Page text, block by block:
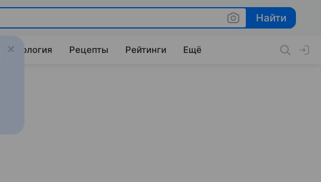
Найти
Найти
Психология Рецепты Рейтинги Ещё